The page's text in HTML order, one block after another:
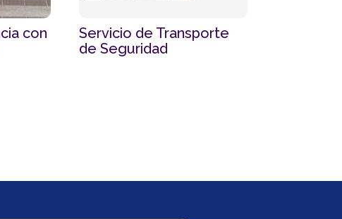
con
Servicio de Transporte
de Seguridad